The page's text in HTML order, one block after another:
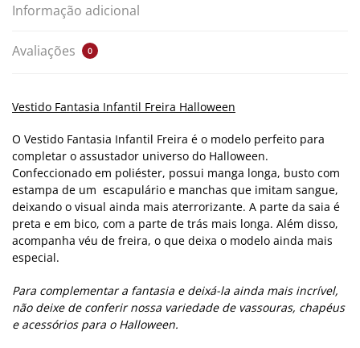
Informação adicional
Avaliações 0
Vestido Fantasia Infantil Freira Halloween
O Vestido Fantasia Infantil Freira é o modelo perfeito para
completar o assustador universo do Halloween.
Confeccionado em poliéster, possui manga longa, busto com
estampa de um escapulário e manchas que imitam sangue,
deixando o visual ainda mais aterrorizante. A parte da saia é
preta e em bico, com a parte de trás mais longa. Além disso,
acompanha véu de freira, o que deixa o modelo ainda mais
especial.
Para complementar a fantasia e deixá-la ainda mais incrível,
não deixe de conferir nossa variedade de vassouras, chapéus
e acessórios para o Halloween.